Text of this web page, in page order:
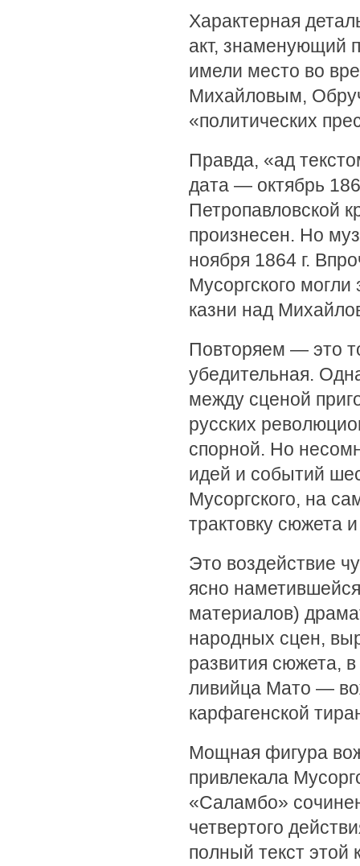
Характерная
акт, знаменующий
имели место во
Михайловым,
«политических
Правда, «ад
дата — октябрь
Петропавловской
произнесен. Но
ноября 1864 г.
Мусоргского
казни над
Повторяем — это
убедительная.
между сценой
русских
спорной. Но
идей и событий
Мусоргского, на
трактовку сюжета
Это воздействие
ясно
материалов)
народных сцен,
развития сюжета,
ливийца Мато —
карфагенской
Мощная фигура
привлекала
«Саламбо»
четвертого
полный текст